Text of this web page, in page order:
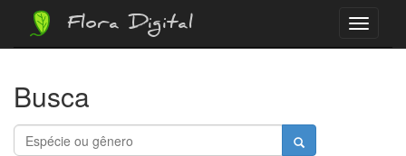
Menu
Flora Digital
Busca